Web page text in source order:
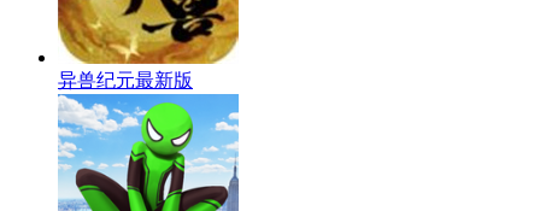
异兽纪元最新版